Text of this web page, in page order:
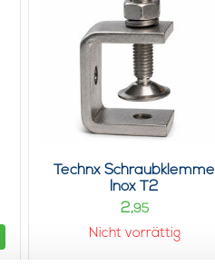
Technx Schraubklemme
Inox T2
2,95
Nicht vorrättig